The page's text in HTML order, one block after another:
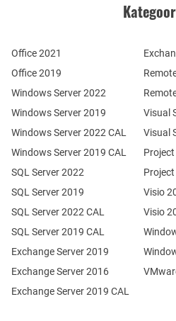
Office 2021
Office 2019
Windows Server 2022
Windows Server 2019
Exchange Server 2019
Exchange Server 2016
SQL Server 2022
SQL Server 2019
Windows Server 2022 CAL
Windows Server 2019 CAL
SQL Server 2022 CAL
SQL Server 2019 CAL
Exchange Server 2019 CAL
Visual
Visual
Project
Visio
Visio